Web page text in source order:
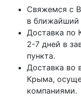
Свяжемся с
в ближайший
Доставка по
2-7 дней в
пункта.
Доставка во
Крыма,
компаниями.